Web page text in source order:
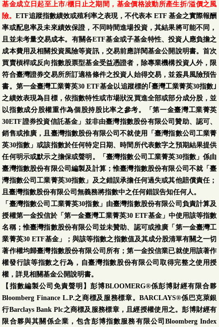
基金成立日起至上市/櫃日止之期間，基金價格波動所產生折/溢價之風
險。ETF追蹤指數績效或殖利率之表現，不代表本 ETF 基金之實際報酬
率或配息率及未來績效保證，不同時間進場投資，其結果將可能不同，
且並未考量交易成本。有關各ETF基金或子基金特性、投資人應負擔之
成本費用及相關投資風險等資訊，交易前應詳閱基金公開說明書。首次
買賣槓桿或反向指數股票型基金受益憑證者，除專業機構投資人外，限
符合臺灣證券交易所所訂適格條件之投資人始得交易，並簽具風險預告
書。第一金臺灣工業菁英30 ETF基金以追蹤標的｢臺灣工業菁英30指數｣
之績效表現為目標，依指數特性或市場狀況買進全部或部分成分股，並
以指數成分股權重作為個股持股比率之參考。「第一金臺灣工業菁英
30ETF證券投資信託基金」並非由臺灣指數股份有限公司贊助、認可、
銷售或推廣，且臺灣指數股份有限公司不就使用「臺灣指數公司工業菁
英30指數」或該指數於任何特定日期、時間所代表數字之預期結果提供
任何明示或默示之擔保或聲明。「臺灣指數公司工業菁英30指數」係由
臺灣指數股份有限公司編製及計算；惟臺灣指數股份有限公司不就「臺
灣指數公司工業菁英30指數」及之錯誤承擔任何過失或其他賠償責任；
且臺灣指數股份有限公司無義務將指數中之任何錯誤告知任何人。
「臺灣指數公司工業菁英30指數」由臺灣指數股份有限公司負責計算及
授權第一金投信於「第一金臺灣工業菁英30 ETF基金」中使用該等指數
名稱；惟臺灣指數股份有限公司並未贊助、認可或推廣「第一金臺灣工
業菁英30 ETF基金」；與該等指數之指數值及其成分股清單有關之一切
著作權均歸臺灣指數股份有限公司所有；第一金投信業已就使用該著作
權發行該等指數之行為，自臺灣指數股份有限公司取得完整之使用授
權，詳見相關基金公開說明書。
【指數編製公司免責聲明】彭博BLOOMERG®係彭博財經有限合夥
Bloomberg Finance L.P.之商標及服務標章。BARCLAYS®係巴克萊銀
行Barclays Bank Plc之商標及服務標章，且經授權使用之。彭博財經有
限合夥與其關係企業，包含彭博指數服務有限公司Bloomberg Index